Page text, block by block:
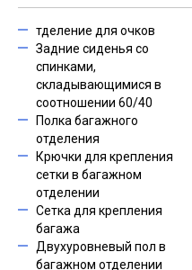
тделение для очков
Задние сиденья со
спинками,
складывающимися в
соотношении 60/40
Полка багажного
отделения
Крючки для крепления
сетки в багажном
отделении
Сетка для крепления
багажа
Двухуровневый пол в
багажном отделении